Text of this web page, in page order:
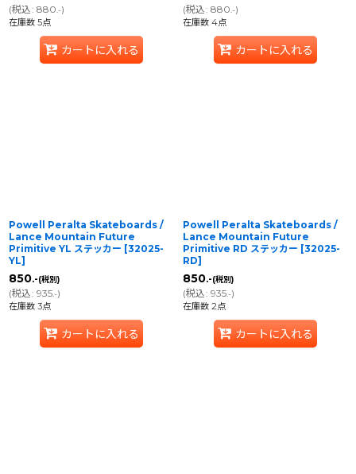
(税込: 880 .-)
在庫数 5点
カートに入れる
(税込: 880 .-)
在庫数 4点
カートに入れる
Powell Peralta Skateboards /
Lance Mountain Future
Primitive YL ステッカー [32025-
YL]
850.-(税別)
(税込: 935.-)
在庫数 3点
カートに入れる
Powell Peralta Skateboards /
Lance Mountain Future
Primitive RD ステッカー [32025-
RD]
850.-(税別)
(税込: 935.-)
在庫数 2点
カートに入れる